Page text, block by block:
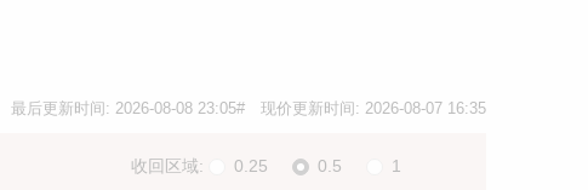
最后更新时间: 2026-08-08 23:05# 现价更新时间: 2026-08-07 16:35
收回区域: 0.25 0.5 1